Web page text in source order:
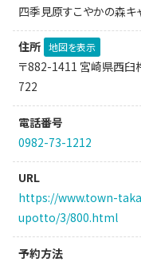
四季見原すこやかの森キ
住所 地図を表示
〒882-1411 宮崎県西
722
電話番号
0982-73-1212
URL
https://www.town-
upotto/3/800.html
予約方法